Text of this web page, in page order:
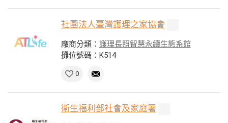
社團法人臺灣護理之家協會
廠商分類： 護理長照智慧永續生態系館
攤位號碼：K514
0
衛生福利部社會及家庭署